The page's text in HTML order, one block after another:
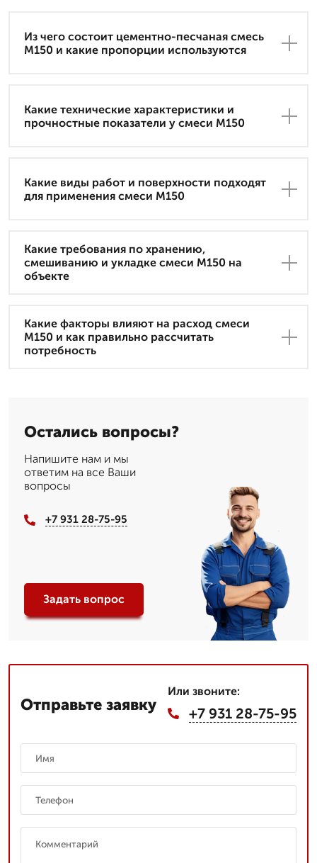
Из чего состоит цементно-песчаная смесь
М150 и какие пропорции используются
Какие технические характеристики и
прочностные показатели у смеси М150
Какие виды работ и поверхности подходят
для применения смеси М150
Какие требования по хранению,
смешиванию и укладке смеси М150 на
объекте
Какие факторы влияют на расход смеси
М150 и как правильно рассчитать
потребность
Остались вопросы?
Напишите нам и мы
ответим на все Ваши
вопросы
+7 931 28-75-95
Задать вопрос
Отправьте заявку
Или звоните:
+7 931 28-75-95